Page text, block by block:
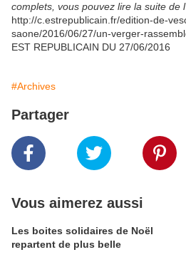
complets, vous pouvez lire la suite de
http://c.estrepublicain.fr/edition-de-
saone/2016/06/27/un-verger-
EST REPUBLICAIN DU 27/06/2016
#Archives
Partager
Vous aimerez aussi
Les boites solidaires de Noël
repartent de plus belle